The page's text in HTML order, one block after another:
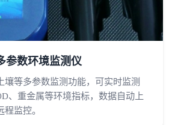
参数环境监测仪
壤等多参数监测功能，可实时监测
、重金属等环境指标，数据自动上
监控。